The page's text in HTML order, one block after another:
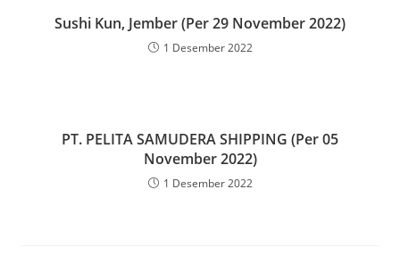
Sushi Kun, Jember (Per 29 November 2022)
1 Desember 2022
PT. PELITA SAMUDERA SHIPPING (Per 05
November 2022)
1 Desember 2022